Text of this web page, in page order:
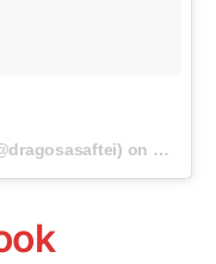
A photo posted by Dragos Asaftei (@dragosasaftei) on
Mar 27,